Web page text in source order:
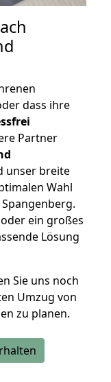
dass ihre
Partner
unser breite
Wahl
ein großes
Lösung
Sie uns noch
Umzug von
zu planen.